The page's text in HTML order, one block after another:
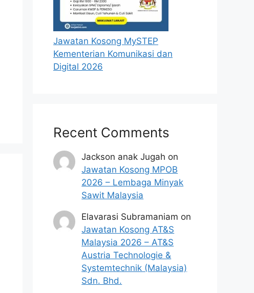
Jawatan Kosong MySTEP
Kementerian Komunikasi dan
Digital 2026
Recent Comments
Jackson anak Jugah on
Jawatan Kosong MPOB
2026 – Lembaga Minyak
Sawit Malaysia
Elavarasi Subramaniam on
Jawatan Kosong AT&S
Malaysia 2026 – AT&S
Austria Technologie &
Systemtechnik (Malaysia)
Sdn. Bhd.